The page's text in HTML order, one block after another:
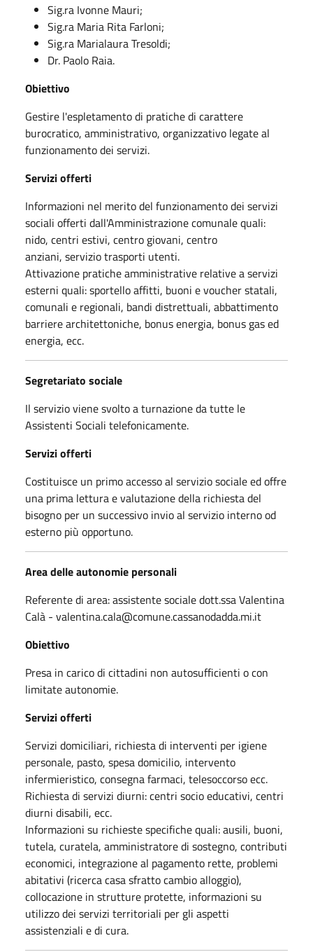
Sig.ra Ivonne Mauri;
Sig.ra Maria Rita Farloni;
Sig.ra Marialaura Tresoldi;
Dr. Paolo Raia.
Obiettivo
Gestire l'espletamento di pratiche di carattere
burocratico, amministrativo, organizzativo legate al
funzionamento dei servizi.
Servizi offerti
Informazioni nel merito del funzionamento dei servizi
sociali offerti dall'Amministrazione comunale quali:
nido, centri estivi, centro giovani, centro
anziani, servizio trasporti utenti.
Attivazione pratiche amministrative relative a servizi
esterni quali: sportello affitti, buoni e voucher statali,
comunali e regionali, bandi distrettuali, abbattimento
barriere architettoniche, bonus energia, bonus gas ed
energia, ecc.
Segretariato sociale
Il servizio viene svolto a turnazione da tutte le
Assistenti Sociali telefonicamente.
Servizi offerti
Costituisce un primo accesso al servizio sociale ed offre
una prima lettura e valutazione della richiesta del
bisogno per un successivo invio al servizio interno od
esterno più opportuno.
Area delle autonomie personali
Referente di area: assistente sociale dott.ssa Valentina
Calà - valentina.cala@comune.cassanodadda.mi.it
Obiettivo
Presa in carico di cittadini non autosufficienti o con
limitate autonomie.
Servizi offerti
Servizi domiciliari, richiesta di interventi per igiene
personale, pasto, spesa domicilio, intervento
infermieristico, consegna farmaci, telesoccorso ecc.
Richiesta di servizi diurni: centri socio educativi, centri
diurni disabili, ecc.
Informazioni su richieste specifiche quali: ausili, buoni,
tutela, curatela, amministratore di sostegno, contributi
economici, integrazione al pagamento rette, problemi
abitativi (ricerca casa sfratto cambio alloggio),
collocazione in strutture protette, informazioni su
utilizzo dei servizi territoriali per gli aspetti
assistenziali e di cura.